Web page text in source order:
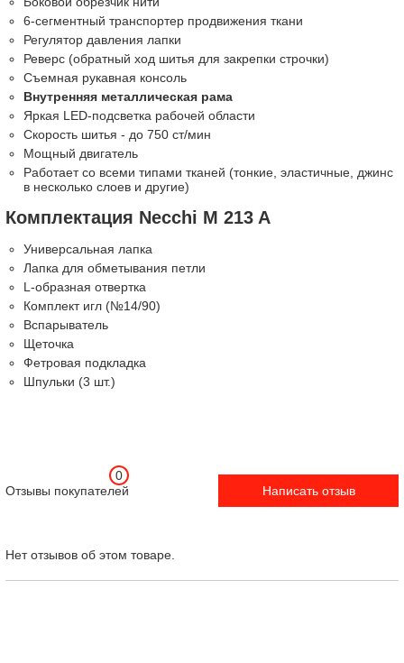
6-сегментный транспортер продвижения ткани
Регулятор давления лапки
Реверс (обратный ход шитья для закрепки строчки)
Съемная рукавная консоль
Внутренняя металлическая рама
Яркая LED-подсветка рабочей области
Скорость шитья - до 750 ст/мин
Мощный двигатель
Работает со всеми типами тканей (тонкие, эластичные, джинс
в несколько слоев и другие)
Комплектация Necchi M 213 A
Универсальная лапка
Лапка для обметывания петли
L-образная отвертка
Комплект игл (№14/90)
Вспарыватель
Щеточка
Фетровая подкладка
Шпульки (3 шт.)
Отзывы покупателей
0
Написать отзыв
Нет отзывов об этом товаре.